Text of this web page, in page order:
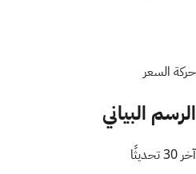
حركة السعر
الرسم البياني
آخر 30 تحديثًا